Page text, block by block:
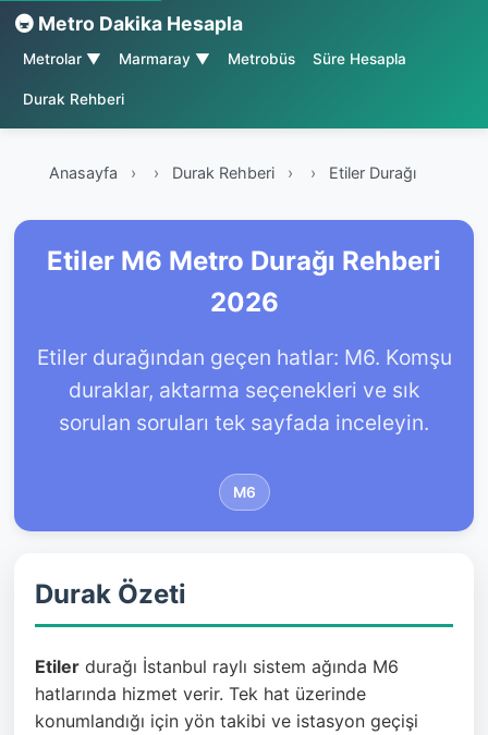
🚇 Metro Dakika Hesapla
Metrolar ▼ Marmaray ▼ Metrobüs Süre Hesapla
Durak Rehberi
Anasayfa › Durak Rehberi › Etiler Durağı
Etiler M6 Metro Durağı Rehberi
2026
Etiler durağından geçen hatlar: M6. Komşu
duraklar, aktarma seçenekleri ve sık
sorulan soruları tek sayfada inceleyin.
M6
Durak Özeti
Etilerdurağı İstanbul raylı sistem ağında M6
hatlarında hizmet verir. Tek hat üzerinde
konumlandığı için yön takibi ve istasyon geçişi